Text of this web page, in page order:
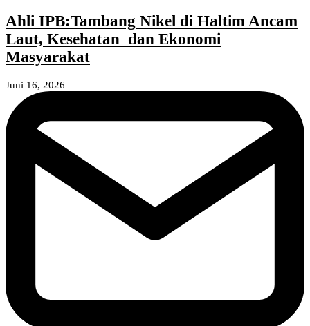
Ahli IPB:Tambang Nikel di Haltim Ancam
Laut, Kesehatan dan Ekonomi
Masyarakat
Juni 16, 2026